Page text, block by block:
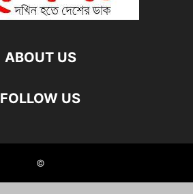
ABOUT US
FOLLOW US
©